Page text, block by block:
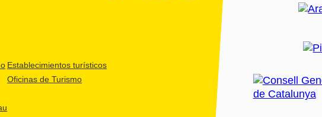
Establecimientos turísticos
Oficinas de Turismo